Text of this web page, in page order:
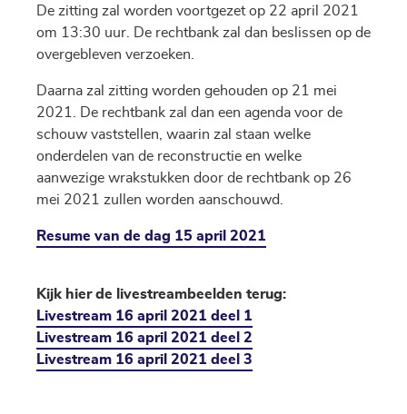
De zitting zal worden voortgezet op 22 april 2021
om 13:30 uur. De rechtbank zal dan beslissen op de
overgebleven verzoeken.
Daarna zal zitting worden gehouden op 21 mei
2021. De rechtbank zal dan een agenda voor de
schouw vaststellen, waarin zal staan welke
onderdelen van de reconstructie en welke
aanwezige wrakstukken door de rechtbank op 26
mei 2021 zullen worden aanschouwd.
Resume van de dag 15 april 2021
Kijk hier de livestreambeelden terug:
Livestream 16 april 2021 deel 1
Livestream 16 april 2021 deel 2
Livestream 16 april 2021 deel 3